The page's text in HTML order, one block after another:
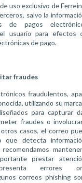
uso exclusivo de
salvo la
de pagos
usuario para efectos
de pago.
fraudes
fraudulentos,
utilizando su
para capturar
fraudes o
casos, el correo
que detecta
prestar
errores
correos phishing